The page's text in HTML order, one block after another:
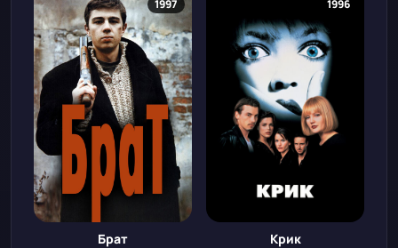
1997
Брат
1996
Крик